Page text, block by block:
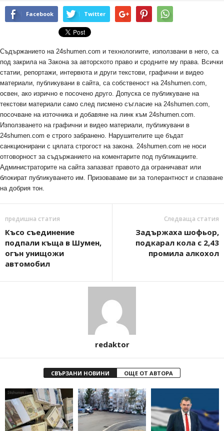
Facebook Twitter
Съдържанието на 24shumen.com и технологиите, използвани в него, са
под закрила на Закона за авторското право и сродните му права. Всички
статии, репортажи, интервюта и други текстови, графични и видео
материали, публикувани в сайта, са собственост на 24shumen.com,
освен, ако изрично е посочено друго. Допуска се публикуване на
текстови материали само след писмено съгласие на 24shumen.com,
посочване на източника и добавяне на линк към 24shumen.com.
Използването на графични и видео материали, публикувани в
24shumen.com е строго забранено. Нарушителите ще бъдат
санкционирани с цялата строгост на закона. 24shumen.com не носи
отговорност за съдържанието на коментарите под публикациите.
Администраторите на сайта запазват правото да ограничават или
блокират публикуването им. Призоваваме ви за толерантност и спазване
на добрия тон.
предишна статия
Късо съединение
подпали къща в Шумен,
огън унищожи
автомобил
Следваща статия
Задържаха шофьор,
подкарал кола с 2,43
промила алкохол
redaktor
СВЪРЗАНИ НОВИНИ ОЩЕ ОТ АВТОРА